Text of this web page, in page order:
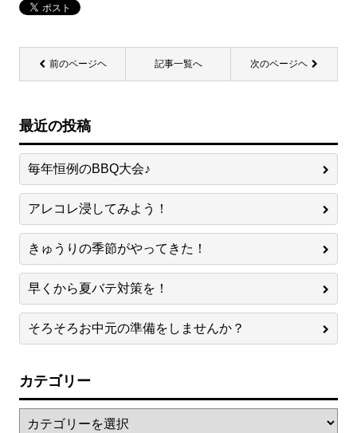
前のページヘ 記事一覧へ 次のページヘ
最近の投稿
毎年恒例のBBQ大会♪
アレコレ浸してみよう！
きゅうりの季節がやってきた！
早くから夏バテ対策を！
そろそろお中元の準備をしませんか？
カテゴリー